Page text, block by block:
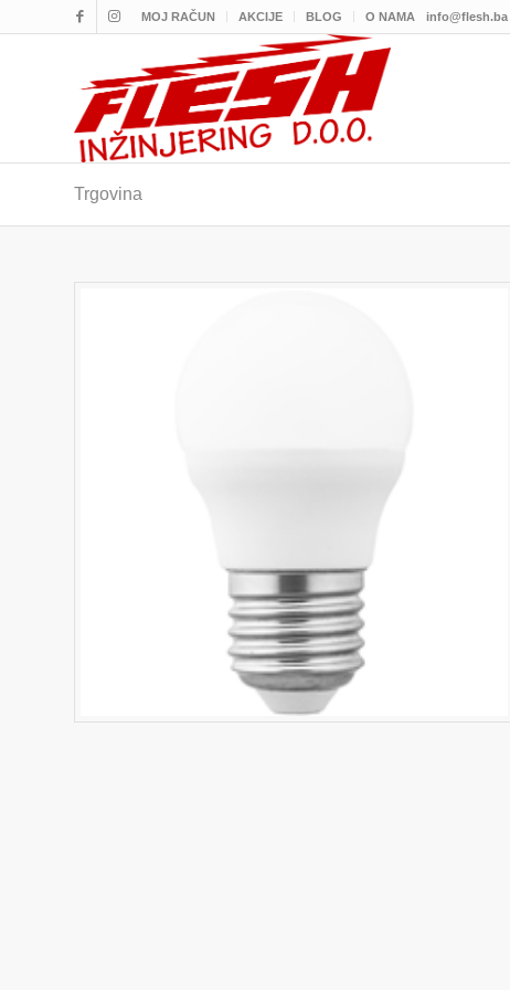
MOJ RAČUN AKCIJE BLOG O NAMA info@flesh.ba
Trgovina